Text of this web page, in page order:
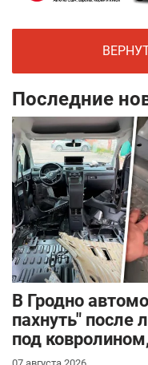
Последние
В Гродно
пахнуть" после
под